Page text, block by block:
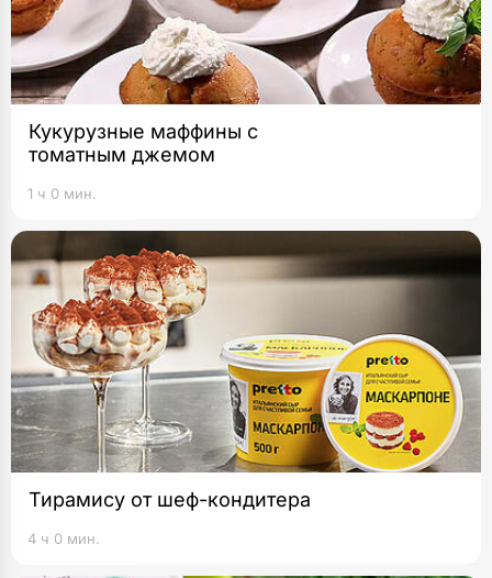
Кукурузные маффины с
томатным джемом
1 ч 0 мин.
Тирамису от шеф-кондитера
4 ч 0 мин.